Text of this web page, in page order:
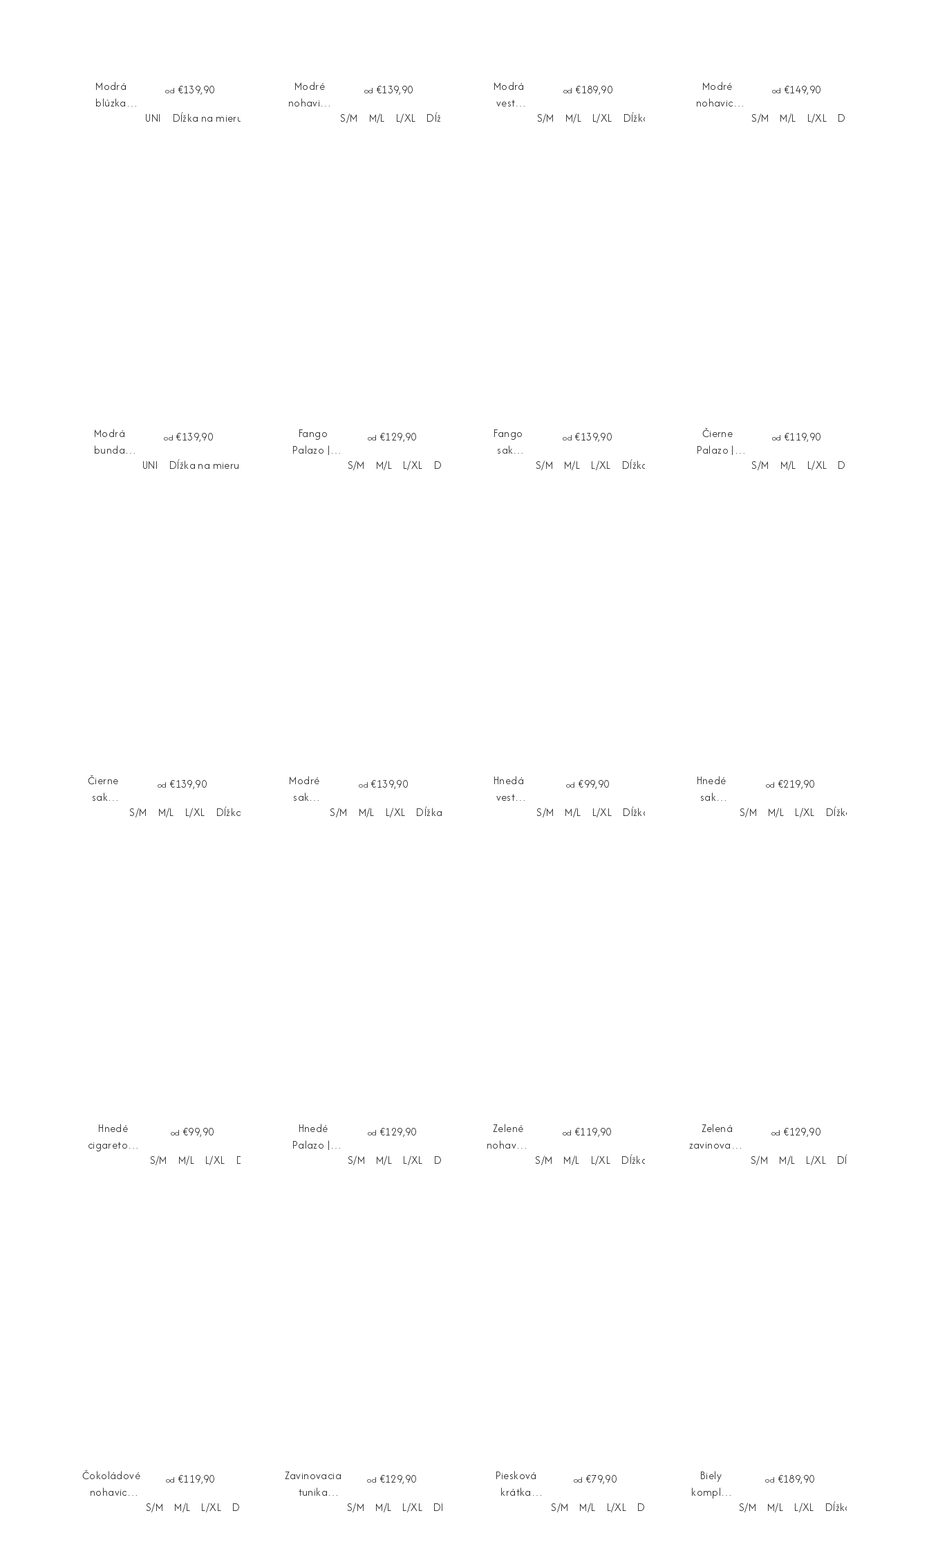
Modrá
blúzka
od €139,90
UNI
Dĺžka na mieru
Modré
nohavice
od €139,90
S/M
M/L L/XL Dĺžka na mieru
Modrá
vesta
od €189,90
S/M
M/L L/XL Dĺžka na mieru
Modré
nohavice
od €149,90
S/M
M/L L/XL Dĺžka na mieru
Modrá
bunda
od €139,90
UNI
Dĺžka na mieru
Fango
Palazo ||
od €129,90
S/M
M/L L/XL Dĺžka na mieru
Fango
sako
od €139,90
S/M
M/L L/XL Dĺžka na mieru
Čierne
Palazo ||
od €119,90
S/M
M/L L/XL Dĺžka na mieru
Čierne
sako
od €139,90
S/M
M/L L/XL Dĺžka na mieru
Modré
sako
od €139,90
S/M
M/L L/XL Dĺžka na mieru
Hnedá
vesta
od €99,90
S/M
M/L L/XL Dĺžka na mieru
Hnedé
sako
od €219,90
S/M
M/L L/XL Dĺžka na mieru
Hnedé
cigaretové
od €99,90
S/M
M/L L/XL Dĺžka na mieru
Hnedé
Palazo ||
od €129,90
S/M
M/L L/XL Dĺžka na mieru
Zelené
nohavice
od €119,90
S/M
M/L L/XL Dĺžka na mieru
Zelená
zavinovacia
od €129,90
S/M
M/L L/XL Dĺžka na mieru
Čokoládové
nohavice
od €119,90
S/M
M/L L/XL Dĺžka na mieru
Zavinovacia
tunika
od €129,90
S/M
M/L L/XL Dĺžka na mieru
Piesková
krátka
od €79,90
S/M
M/L L/XL Dĺžka na mieru
Biely
komplet
od €189,90
S/M
M/L L/XL Dĺžka na mieru